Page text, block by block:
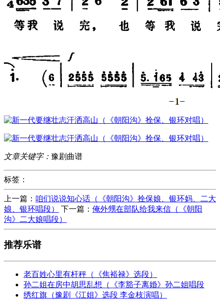
文章关键字： 豫剧曲谱
标签：
上一篇： 咱们说说知心话（《朝阳沟》拴保娘、银环妈、二大
娘、银环唱段）
下一篇： 俺外甥在部队给我来信（《朝阳
沟》二大娘唱段）
推荐乐谱
老百姓心里有杆秤（《焦裕禄》选段）
孙二姐在房中胡思乱想（《李豁子离婚》孙二姐唱段
绣红旗（豫剧《江姐》选段 李金枝演唱）